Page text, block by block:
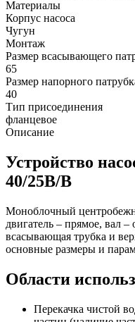
Материалы
Корпус насоса
Чугун
Монтаж
Размер всасывающего
65
Размер напорного
40
Тип присоединения
фланцевое
Описание
Устройство
40/25B/B
Моноблочный
двигатель – прямое, вал
всасывающая трубка и
основные размеры и
Области
Перекачка чистой